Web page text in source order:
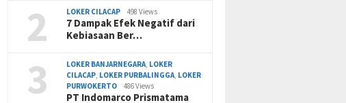
2 LOKER CILACAP 498 Views
7 Dampak Efek Negatif dari
Kebiasaan Ber…
3 LOKER BANJARNEGARA, LOKER
CILACAP, LOKER PURBALINGGA, LOKER
PURWOKERTO
486 Views
PT Indomarco Prismatama